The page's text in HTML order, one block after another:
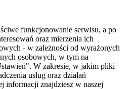
funkcjonowanie serwisu, a po
oraz mierzenia ich
- w zależności od wyrażonych
osobowych, w tym na
W zakresie, w jakim pliki
usług oraz działań
informacji znajdziesz w naszej